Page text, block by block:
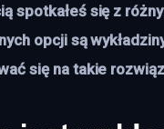
spotkałeś się z
opcji są
się na takie